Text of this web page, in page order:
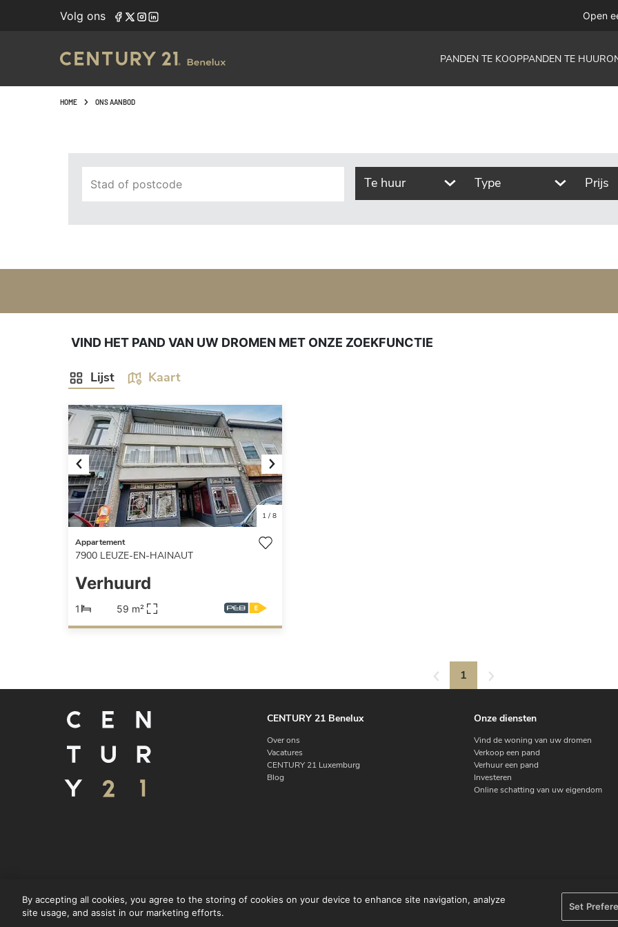
Volg ons Open
PANDEN TE KOOPPANDEN TE HUUR
HOME ONS AANBOD
Stad of postcode Te huur Type Prijs
VIND HET PAND VAN UW DROMEN MET ONZE ZOEKFUNCTIE
Lijst Kaart
Previous Next
1/ 8
Appartement
7900 LEUZE-EN-HAINAUT
Verhuurd
1 59 m²
1
CENTURY 21 Benelux
Over ons
Vacatures
CENTURY 21 Luxemburg
Blog
Onze diensten
Vind de woning van uw dromen
Verkoop een pand
Verhuur een pand
Investeren
Online schatting van uw eigendom
© CENTURY 21 Benelux
Navigated to Vind het pand van uw dromen met onze zoekfunctie
By accepting all cookies, you agree to the storing of cookies on your device to enhance site navigation, analyze
site usage, and assist in our marketing efforts.
Set